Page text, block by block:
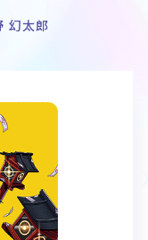
報
List
リスト
Recipe
幻太郎